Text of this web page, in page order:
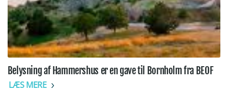
Belysning af Hammershus er en gave til Bornholm fra BEOF
LÆS MERE